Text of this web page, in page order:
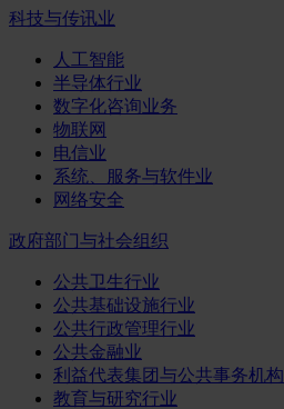
科技与传讯业
人工智能
半导体行业
数字化咨询业务
物联网
电信业
系统、服务与软件业
网络安全
政府部门与社会组织
公共卫生行业
公共基础设施行业
公共行政管理行业
公共金融业
利益代表集团与公共事务机构
教育与研究行业